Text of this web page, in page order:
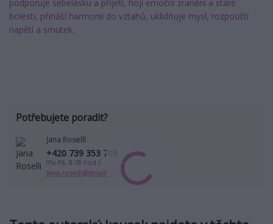
podporuje sebelásku a přijetí, hojí emoční zranění a staré
bolesti, přináší harmonii do vztahů, uklidňuje mysl, rozpouští
napětí a smutek.
Potřebujete poradit?
Jana Roselli
+420 739 353 708
(Po-Pá, 8-18 hod.)
jana.roselli@gmail.com